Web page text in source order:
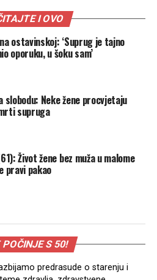
I OVO
ostavinskoj: ‘Suprug je tajno
oporuku, u šoku sam’
slobodu: Neke žene procvjetaju
supruga
Život žene bez muža u malome
pravi pakao
POČINJE S 50!
predrasude o starenju i